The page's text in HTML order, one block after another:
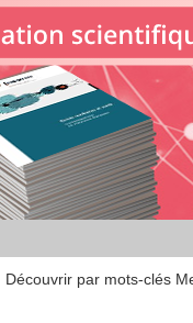
Découvrir par mots-clés